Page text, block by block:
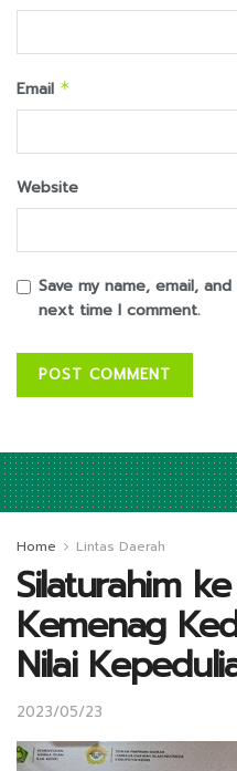
Email *
Website
Save my name, email,
next time I comment.
Home Lintas Daerah
Silaturahim
Kemenag
Nilai
2023/05/23